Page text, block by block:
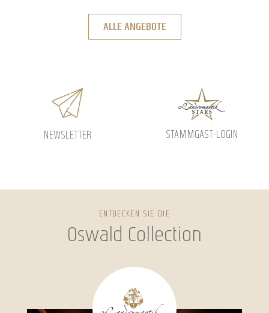
ALLE ANGEBOTE
NEWSLETTER STAMMGAST-LOGIN
ENTDECKEN SIE DIE
Oswald Collection